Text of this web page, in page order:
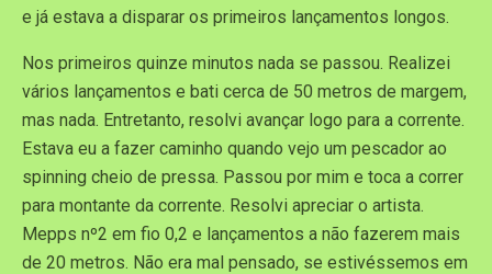
e já estava a disparar os primeiros lançamentos longos.
Nos primeiros quinze minutos nada se passou. Realizei
vários lançamentos e bati cerca de 50 metros de margem,
mas nada. Entretanto, resolvi avançar logo para a corrente.
Estava eu a fazer caminho quando vejo um pescador ao
spinning cheio de pressa. Passou por mim e toca a correr
para montante da corrente. Resolvi apreciar o artista.
Mepps nº2 em fio 0,2 e lançamentos a não fazerem mais
de 20 metros. Não era mal pensado, se estivéssemos em